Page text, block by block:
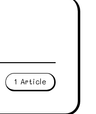
1 Article